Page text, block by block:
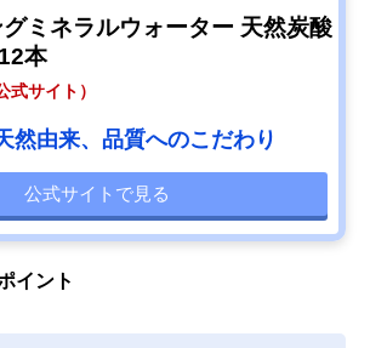
ミネラルウォーター 天然炭酸
本
式サイト）
然由来、品質へのこだわり
公式サイトで見る
イント